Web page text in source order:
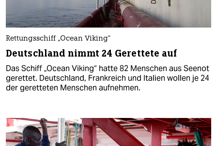
Rettungsschiff „Ocean Viking“
Deutschland nimmt 24 Gerettete auf
Das Schiff „Ocean Viking“ hatte 82 Menschen aus Seenot
gerettet. Deutschland, Frankreich und Italien wollen je 24
der geretteten Menschen aufnehmen.